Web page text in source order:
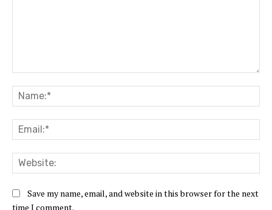
Save my name, email, and website in this browser for the next
time I comment.